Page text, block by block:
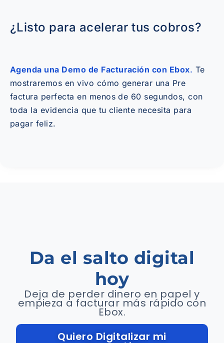
¿Listo para acelerar tus cobros?
Agenda una Demo de Facturación con Ebox. Te
mostraremos en vivo cómo generar una Pre
factura perfecta en menos de 60 segundos, con
toda la evidencia que tu cliente necesita para
pagar feliz.
Da el salto digital
hoy
Deja de perder dinero en papel y
empieza a facturar más rápido con
Ebox.
Quiero Digitalizar mi